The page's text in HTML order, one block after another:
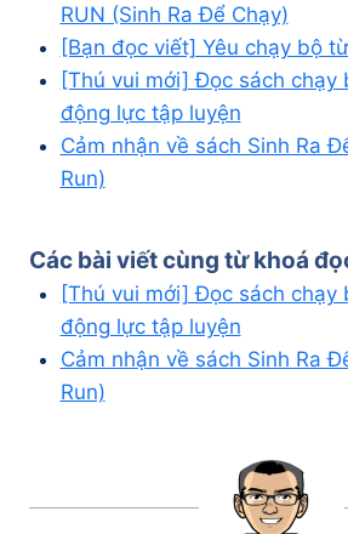
RUN (Sinh Ra Để Chạy)
[Bạn đọc viết] Yêu chạy bộ
[Thú vui mới] Đọc sách chạy
động lực tập luyện
Cảm nhận về sách Sinh Ra
Run)
Các bài viết cùng từ khoá
[Thú vui mới] Đọc sách chạy
động lực tập luyện
Cảm nhận về sách Sinh Ra
Run)